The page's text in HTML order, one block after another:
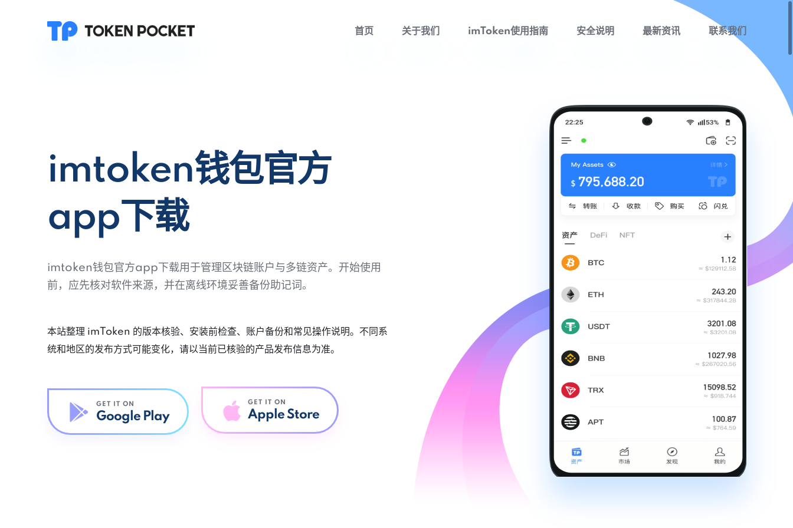
首页 关于我们 imToken使用指南 安全说明 最新资讯 联系我们
imtoken钱包官方
app下载
imtoken钱包官方app下载用于管理区块链账户与多链资产。开始使用
前，应先核对软件来源，并在离线环境妥善备份助记词。
本站整理 imToken 的版本核验、安装前检查、账户备份和常见操作说明。不同系
统和地区的发布方式可能变化，请以当前已核验的产品发布信息为准。
GET IT ON
Google Play
GET IT ON
Apple Store